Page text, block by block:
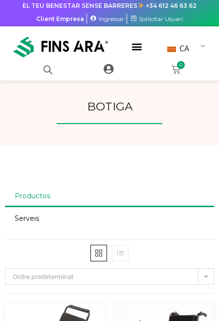
EL TEU BENESTAR SENSE BARRERES
+34 612 46 63 62
Client Empresa
Ingressar Sol·licitar Usuari
CA
0
BOTIGA
Productos
Serveis
Ordre predeterminat